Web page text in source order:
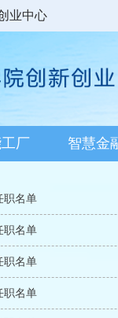
业中心
厂 智慧金
职名单
职名单
职名单
职名单